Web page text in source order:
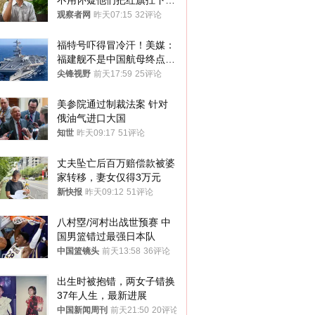
的决心
观察者网 昨天07:15 32评论
福特号吓得冒冷汗！美媒：
福建舰不是中国航母终点，
而是新起点！
尖锋视野 前天17:59 25评论
美参院通过制裁法案 针对
俄油气进口大国
知世 昨天09:17 51评论
丈夫坠亡后百万赔偿款被婆
家转移，妻女仅得3万元
新快报 昨天09:12 51评论
八村塁/河村出战世预赛 中
国男篮错过最强日本队
中国篮镜头 前天13:58 36评论
出生时被抱错，两女子错换
37年人生，最新进展
中国新闻周刊 前天21:50 20评论